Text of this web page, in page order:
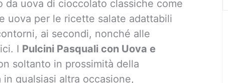
uova di cioccolato classiche come
uova per le ricette salate adattabili
ai secondi, nonché alle
I Pulcini Pasquali con Uova e
soltanto in prossimità della
qualsiasi altra occasione,